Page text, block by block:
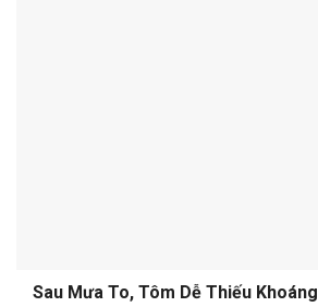
Sau Mưa To, Tôm Dễ Thiếu Khoáng